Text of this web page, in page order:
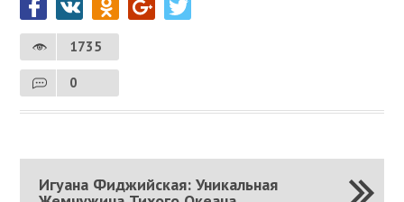
1735
0
Игуана Фиджийская: Уникальная